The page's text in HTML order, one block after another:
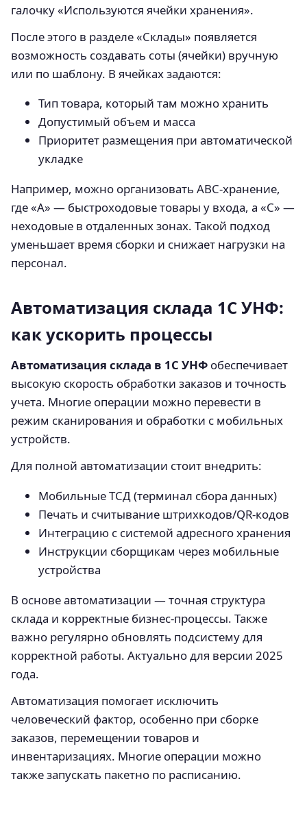
галочку «Используются ячейки хранения».
После этого в разделе «Склады» появляется
возможность создавать соты (ячейки) вручную
или по шаблону. В ячейках задаются:
Тип товара, который там можно хранить
Допустимый объем и масса
Приоритет размещения при автоматической
укладке
Например, можно организовать ABC-хранение,
где «A» — быстроходовые товары у входа, а «C» —
неходовые в отдаленных зонах. Такой подход
уменьшает время сборки и снижает нагрузки на
персонал.
Автоматизация склада 1С УНФ:
как ускорить процессы
Автоматизация склада в 1С УНФ обеспечивает
высокую скорость обработки заказов и точность
учета. Многие операции можно перевести в
режим сканирования и обработки с мобильных
устройств.
Для полной автоматизации стоит внедрить:
Мобильные ТСД (терминал сбора данных)
Печать и считывание штрихкодов/QR-кодов
Интеграцию с системой адресного хранения
Инструкции сборщикам через мобильные
устройства
В основе автоматизации — точная структура
склада и корректные бизнес-процессы. Также
важно регулярно обновлять подсистему для
корректной работы. Актуально для версии 2025
года.
Автоматизация помогает исключить
человеческий фактор, особенно при сборке
заказов, перемещении товаров и
инвентаризациях. Многие операции можно
также запускать пакетно по расписанию.